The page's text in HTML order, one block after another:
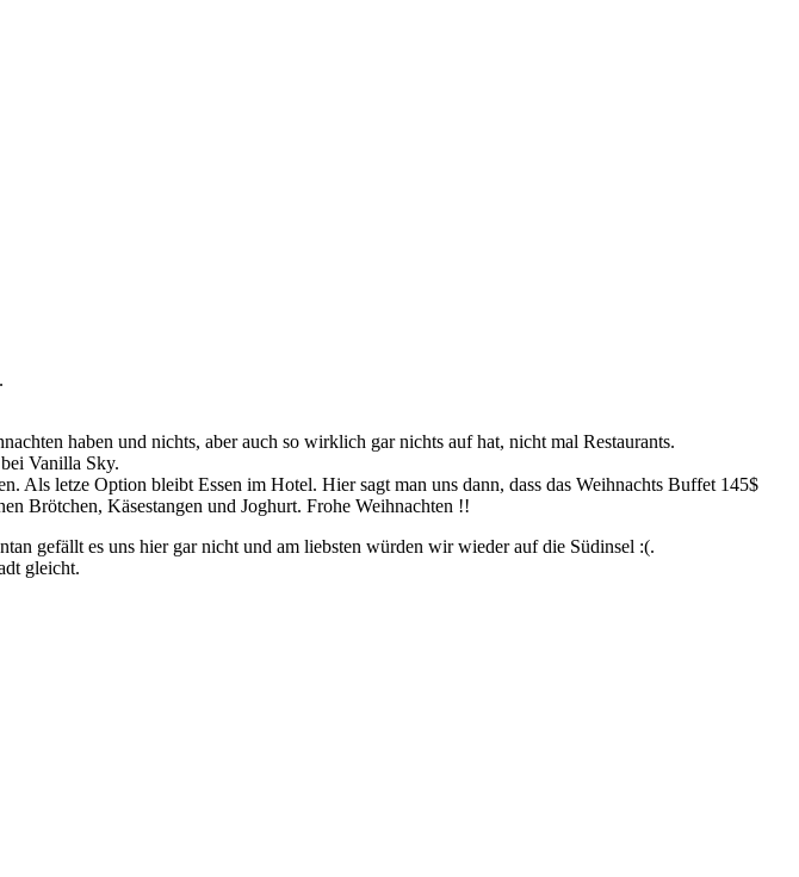
haben und nichts, aber auch so wirklich gar nichts auf hat, nicht mal Restaurants.
Vanilla Sky.
Als letze Option bleibt Essen im Hotel. Hier sagt man uns dann, dass das Weihnachts Buffet 145$
Brötchen, Käsestangen und Joghurt. Frohe Weihnachten !!
gefällt es uns hier gar nicht und am liebsten würden wir wieder auf die Südinsel :(.
gleicht.